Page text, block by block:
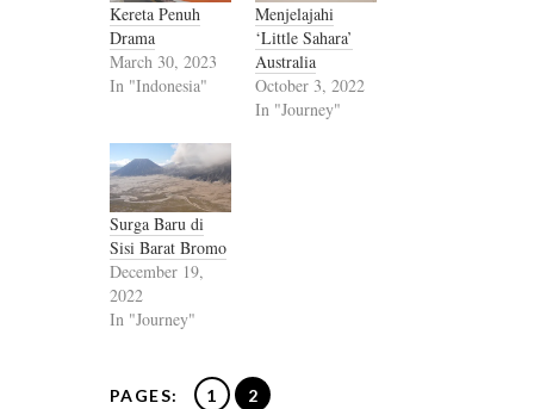
Kereta Penuh
Drama
March 30, 2023
In "Indonesia"
Menjelajahi
‘Little Sahara’
Australia
October 3, 2022
In "Journey"
Surga Baru di
Sisi Barat Bromo
December 19,
2022
In "Journey"
PAGES: 1 2